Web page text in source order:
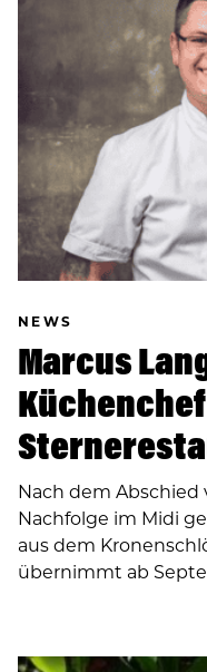
NEWS
Marcus
Nach dem Abschied
Nachfolge im Midi
aus dem
übernimmt ab